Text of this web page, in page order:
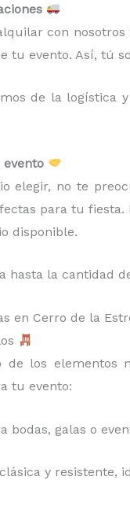
con nosotros
tu evento. Así, tú
de la
elegir, no te
para tu
disponible.
hasta la cantidad
en Cerro de la
los elementos
tu evento:
bodas, galas o
y resistente,